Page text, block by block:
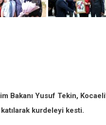
Bakanı Yusuf Tekin,
katılarak kurdeleyi kesti.